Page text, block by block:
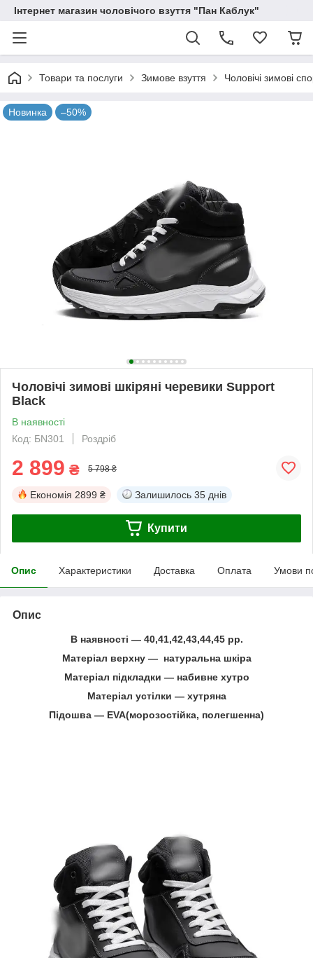
Інтернет магазин чоловічого взуття "Пан Каблук"
Товари та послуги Зимове взуття Чоловічі зимові
Новинка –50%
Чоловічі зимові шкіряні черевики Support
Black
В наявності
Код: БN301
Роздріб
2 899 ₴ 5 798 ₴
Економія 2899 ₴ Залишилось 35 днів
Купити
Опис Характеристики Доставка Оплата Умови
Опис
В наявності ― 40,41,42,43,44,45 рр.
Матеріал верхну ― натуральна шкіра
Матеріал підкладки ― набивне хутро
Матеріал устілки ― хутряна
Підошва ― EVA(морозостійка, полегшенна)